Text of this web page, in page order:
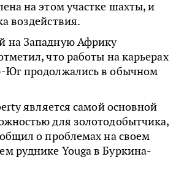
​​на этом участке шахты, и
воздействия.
на Западную Африку
что работы на карьерах
продолжались в обычном
является самой основной
для золотодобытчика,
о проблемах на своем
руднике Youga в Буркина-